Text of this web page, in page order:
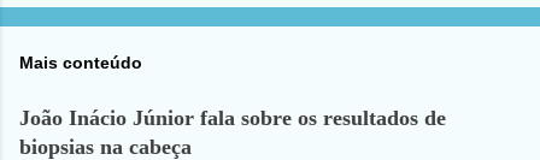
Mais conteúdo
João Inácio Júnior fala sobre os resultados de
biopsias na cabeça